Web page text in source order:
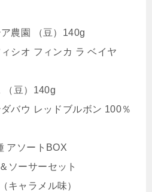
農園 （豆）140g
シオ フィンカ ラ ベイヤ
（豆）140g
バウ レッドブルボン 100％
アソートBOX
ソーサーセット
キャラメル味）